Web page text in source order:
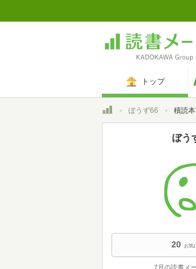
トップ
トップぼうず66 積読本
ぼう
20 お気
7月の読書メ